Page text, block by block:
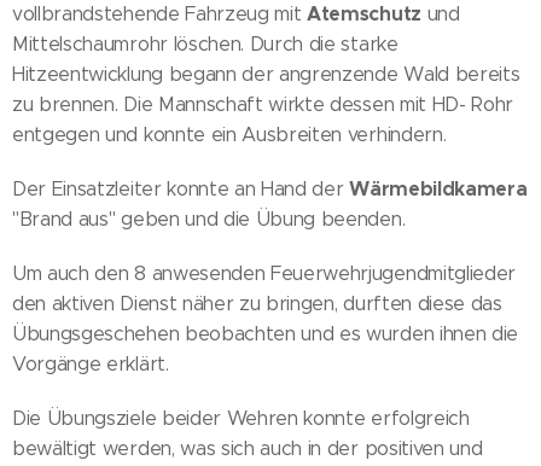
vollbrandstehende Fahrzeug mitAtemschutz und
Mittelschaumrohr löschen. Durch die starke
Hitzeentwicklung begann der angrenzende Wald bereits
zu brennen. Die Mannschaft wirkte dessen mit HD- Rohr
entgegen und konnte ein Ausbreiten verhindern.
Der Einsatzleiter konnte an Hand derWärmebildkamera
"Brand aus" geben und die Übung beenden.
Um auch den 8 anwesenden Feuerwehrjugendmitglieder
den aktiven Dienst näher zu bringen, durften diese das
Übungsgeschehen beobachten und es wurden ihnen die
Vorgänge erklärt.
Die Übungsziele beider Wehren konnte erfolgreich
bewältigt werden, was sich auch in der positiven und